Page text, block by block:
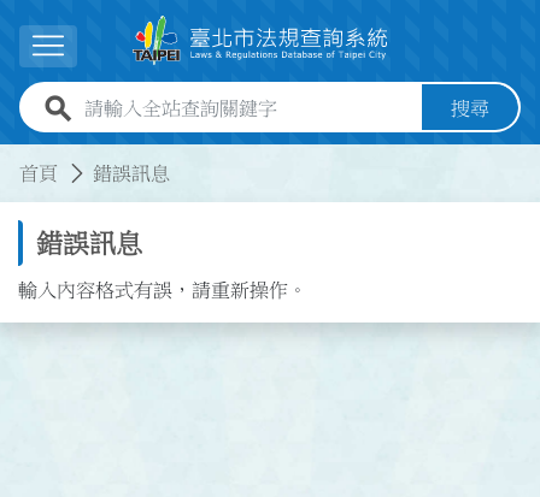
展開選單
全站查詢關鍵字欄位 搜尋
首頁 錯誤訊息
錯誤訊息
輸入內容格式有誤，請重新操作。